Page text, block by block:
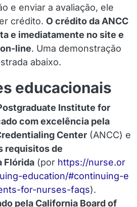
e enviar a avaliação, ele
crédito. O crédito da ANCC
e imediatamente no site e
line. Uma demonstração
abaixo.
educacionais
Institute for
com excelência pela
Center (ANCC) e
requisitos de
Flórida (por https://nurse.or
education/#continuing-e
for-nurses-faqs).
pela California Board of